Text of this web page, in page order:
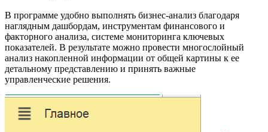
В программе удобно выполнять бизнес-анализ благодаря
наглядным дашбордам, инструментам финансового и
факторного анализа, системе мониторинга ключевых
показателей. В результате можно провести многослойный
анализ накопленной информации от общей картины к ее
детальному представлению и принять важные
управленческие решения.